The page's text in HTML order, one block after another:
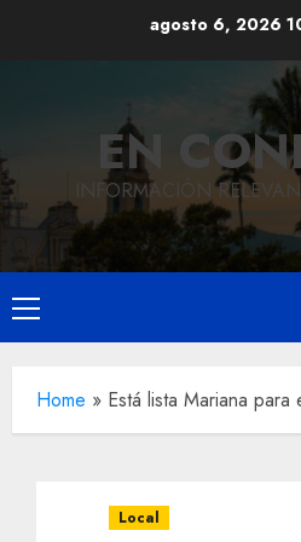
agosto 6, 2026
EN
INFORMACIÓN
Menú
principal
Home » Está lista Mariana para
Local
Local
la